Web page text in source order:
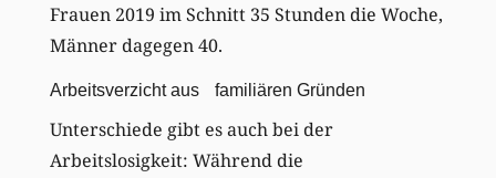
Frauen 2019 im Schnitt 35 Stunden die Woche,
Männer dagegen 40.
Arbeitsverzicht aus familiären Gründen
Unterschiede gibt es auch bei der
Arbeitslosigkeit: Während die